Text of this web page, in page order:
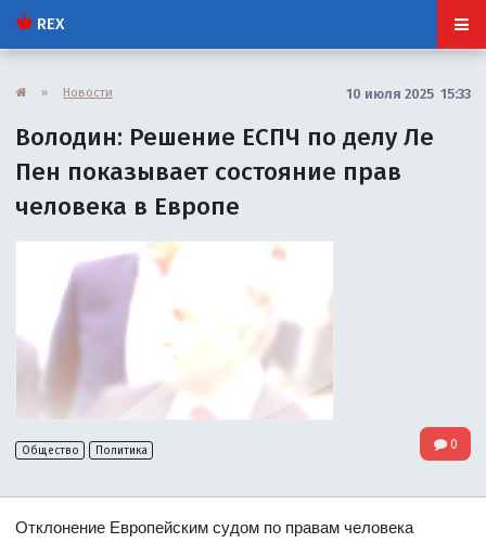
REX
» Новости 10 июля 2025 15:33
Володин: Решение ЕСПЧ по делу Ле
Пен показывает состояние прав
человека в Европе
Общество Политика 0
Отклонение Европейским судом по правам человека